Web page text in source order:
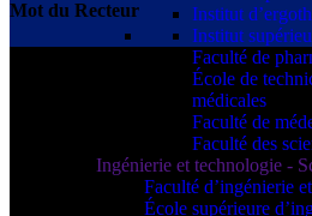
Institut
Institut
Faculté de
École de
médicales
Faculté de
Faculté des
Ingénierie et technologie -
Faculté d’ingénierie
École supérieure
Mot du Recteur